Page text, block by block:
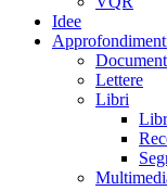
Idee
Lettere
Libri